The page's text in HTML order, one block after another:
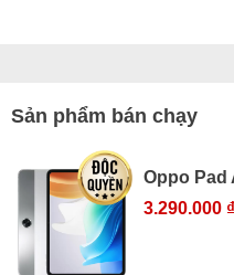
Sản phẩm bán chạy
Oppo Pad
3.290.000 ₫